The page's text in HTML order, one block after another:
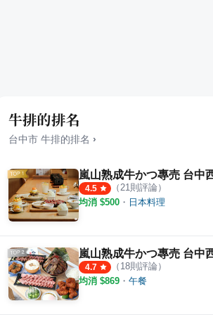
牛排的排名
台中市 牛排的排名 ›
4.5 （21則評論）
均消 $500 ・ 日本料理
4.7 （ 18則評論）
均消 $869 ・ 午餐